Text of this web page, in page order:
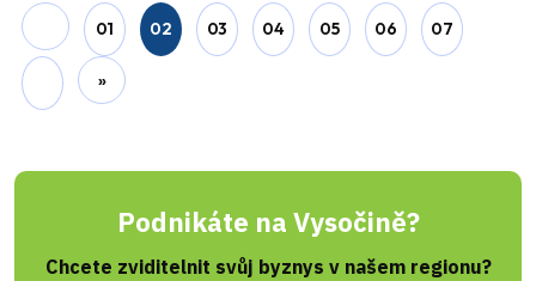
01 02 03 04 05 06 07
»
Podnikáte na Vysočině?
Chcete zviditelnit svůj byznys v našem regionu?